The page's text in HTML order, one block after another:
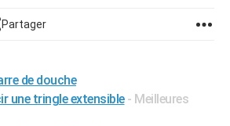
Partager
de douche
une tringle extensible - Meilleures